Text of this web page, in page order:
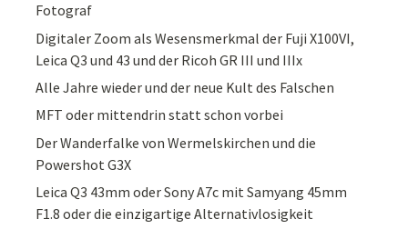
Fotograf
Digitaler Zoom als Wesensmerkmal der Fuji X100VI,
Leica Q3 und 43 und der Ricoh GR III und IIIx
Alle Jahre wieder und der neue Kult des Falschen
MFT oder mittendrin statt schon vorbei
Der Wanderfalke von Wermelskirchen und die
Powershot G3X
Leica Q3 43mm oder Sony A7c mit Samyang 45mm
F1.8 oder die einzigartige Alternativlosigkeit